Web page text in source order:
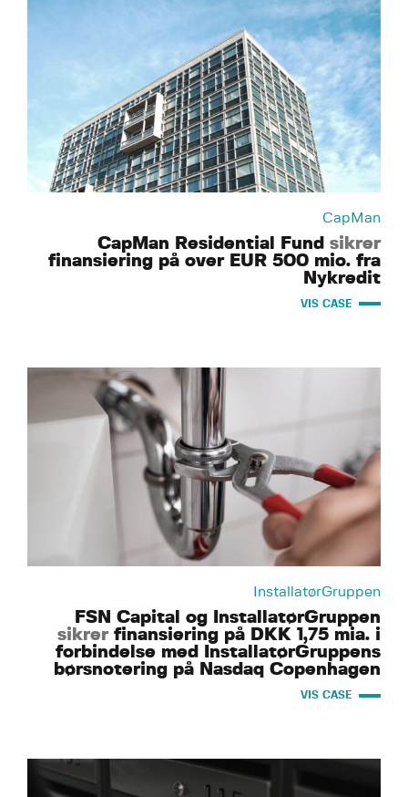
CapMan
CapMan Residential Fund sikrer
finansiering på over EUR 500 mio. fra
Nykredit
VIS CASE
InstallatørGruppen
FSN Capital og InstallatørGruppen
sikrerfinansiering på DKK 1,75 mia. i
forbindelse med InstallatørGruppens
børsnotering på Nasdaq Copenhagen
VIS CASE